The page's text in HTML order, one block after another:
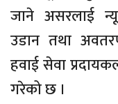
जाने असरलाई
उडान तथा
हवाई सेवा
गरेको छ ।